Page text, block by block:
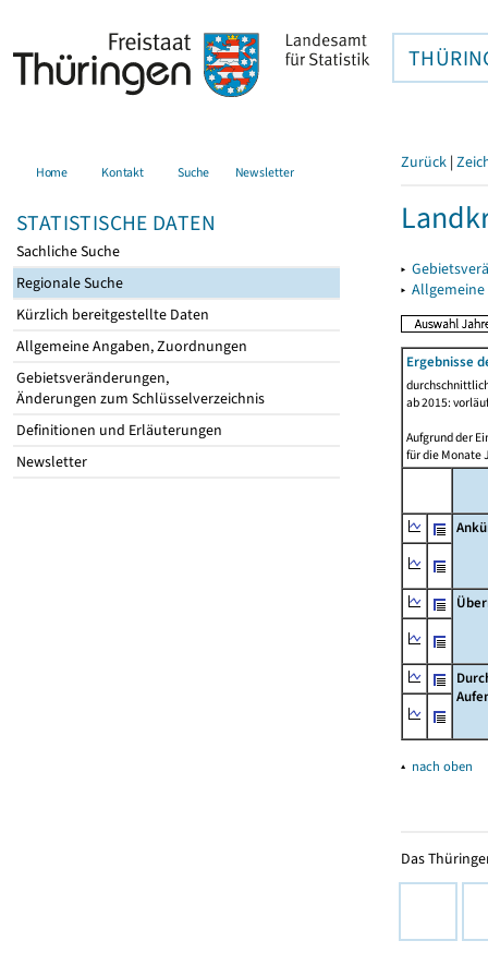
Home Kontakt Suche Newsletter
STATISTISCHE DATEN
Sachliche Suche
Regionale Suche
Kürzlich bereitgestellte Daten
Allgemeine Angaben, Zuordnungen
Gebietsveränderungen,
Änderungen zum Schlüsselverzeichnis
Definitionen und Erläuterungen
Newsletter
Zurück |
▸
▸
Ergebnisse
ab 2015:
Aufgrund der
für die Monate
▴ nach oben
Das